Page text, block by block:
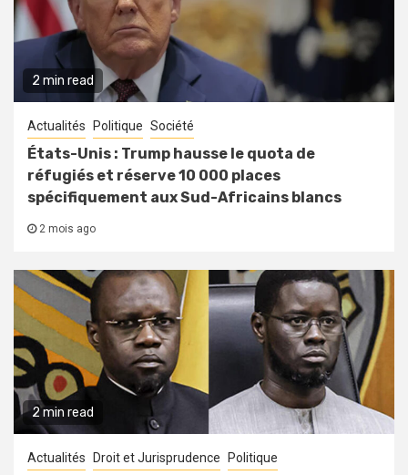
2 min read
Actualités Politique Société
États-Unis : Trump hausse le quota de
réfugiés et réserve 10 000 places
spécifiquement aux Sud-Africains blancs
2 mois ago
2 min read
Actualités Droit et Jurisprudence Politique